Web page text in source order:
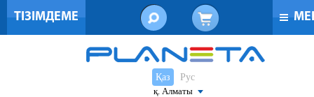
ТІЗІМДЕМЕ
Қаз
Рус
қ. Алматы